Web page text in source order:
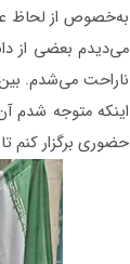
به‌خصوص از لحاظ
می‌دیدم بعضی از
ناراحت می‌شدم.
اینکه متوجه شدم
حضوری برگزار کنم